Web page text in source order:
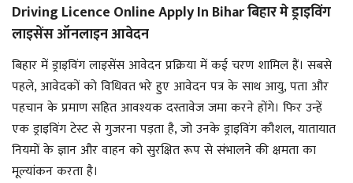
Driving Licence Online Apply In Bihar बिहार मे ड्राइविंग
लाइसेंस ऑनलाइन आवेदन
बिहार में ड्राइविंग लाइसेंस आवेदन प्रक्रिया में कई चरण शामिल हैं। सबसे
पहले, आवेदकों को विधिवत भरे हुए आवेदन पत्र के साथ आयु, पता और
पहचान के प्रमाण सहित आवश्यक दस्तावेज जमा करने होंगे। फिर उन्हें
एक ड्राइविंग टेस्ट से गुजरना पड़ता है, जो उनके ड्राइविंग कौशल, यातायात
नियमों के ज्ञान और वाहन को सुरक्षित रूप से संभालने की क्षमता का
मूल्यांकन करता है।